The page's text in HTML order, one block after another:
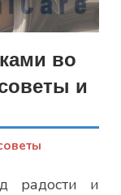
во
и
радости и